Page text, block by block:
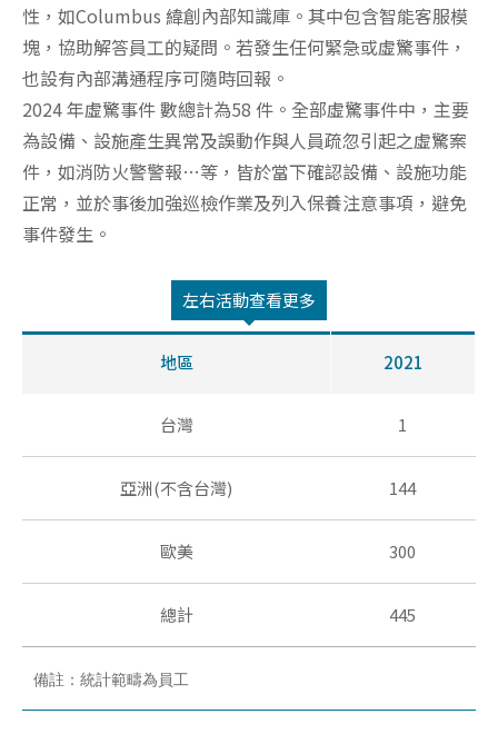
性，如Columbus 緯創內部知識庫。其中包含智能客服模
塊，協助解答員工的疑問。若發生任何緊急或虛驚事件，
也設有內部溝通程序可隨時回報。
2024 年虛驚事件 數總計為58 件。全部虛驚事件中，主要
為設備、設施產生異常及誤動作與人員疏忽引起之虛驚案
件，如消防火警警報…等，皆於當下確認設備、設施功能
正常，並於事後加強巡檢作業及列入保養注意事項，避免
事件發生。
地區 2021
台灣 1
亞洲(不含台灣) 144
歐美 300
總計 445
備註：統計範疇為員工